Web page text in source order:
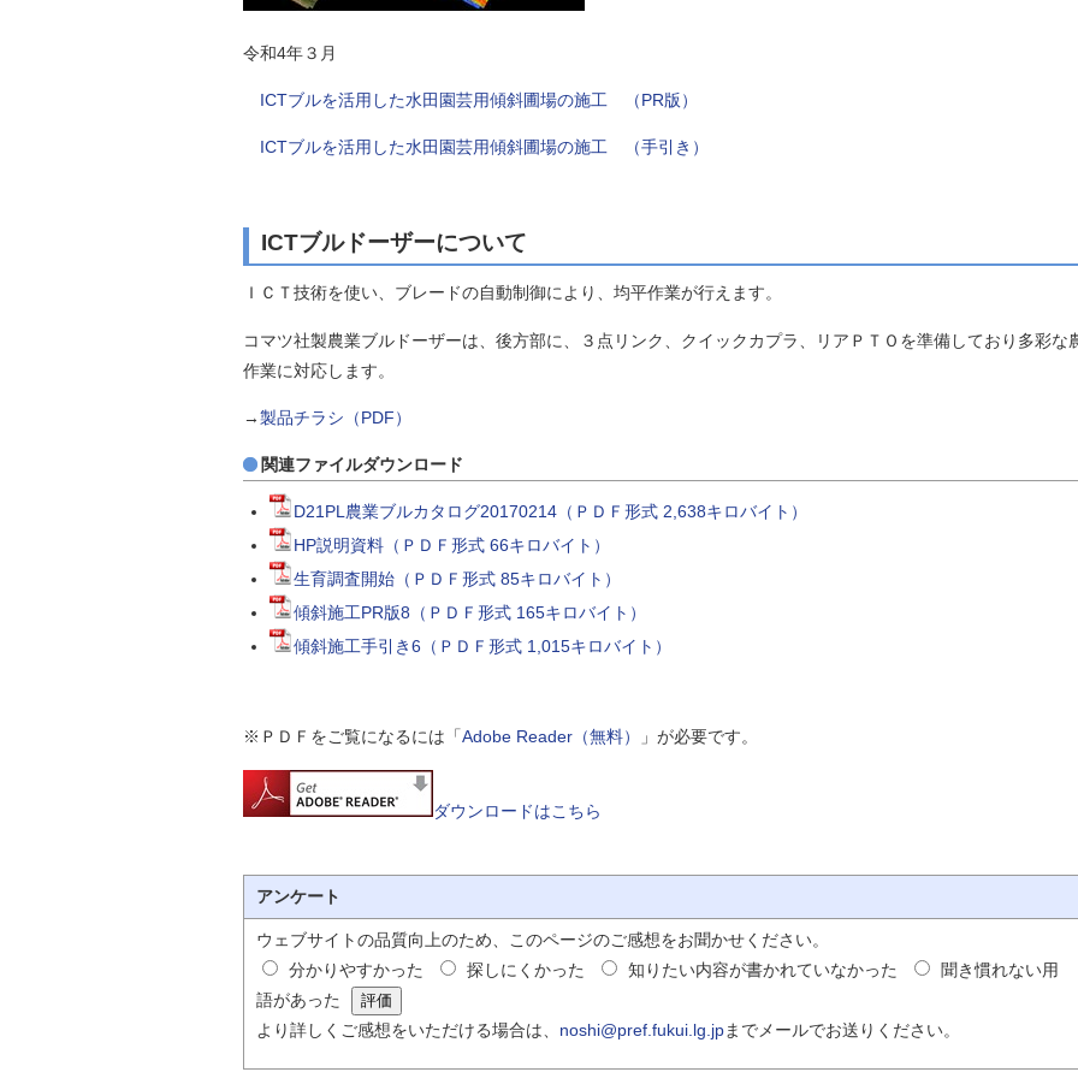
令和4年３月
ICTブルを活用した水田園芸用傾斜圃場の施工 （PR版）
ICTブルを活用した水田園芸用傾斜圃場の施工 （手引き）
ICTブルドーザーについて
ＩＣＴ技術を使い、ブレードの自動制御により、均平作業が行えます。
コマツ社製農業ブルドーザーは、後方部に、３点リンク、クイックカプラ、リアＰＴＯを準備しており多彩な
作業に対応します。
→製品チラシ（PDF）
関連ファイルダウンロード
D21PL農業ブルカタログ20170214（ＰＤＦ形式 2,638キロバイト）
HP説明資料（ＰＤＦ形式 66キロバイト）
生育調査開始（ＰＤＦ形式 85キロバイト）
傾斜施工PR版8（ＰＤＦ形式 165キロバイト）
傾斜施工手引き6（ＰＤＦ形式 1,015キロバイト）
※ＰＤＦをご覧になるには「Adobe Reader（無料） 」が必要です。
ダウンロードはこちら
アンケート
ウェブサイトの品質向上のため、このページのご感想をお聞かせください。
分かりやすかった
探しにくかった 知りたい内容が書かれていなかった
聞き慣れない用
語があった
より詳しくご感想をいただける場合は、 noshi@pref.fukui.lg.jpまでメールでお送りください。